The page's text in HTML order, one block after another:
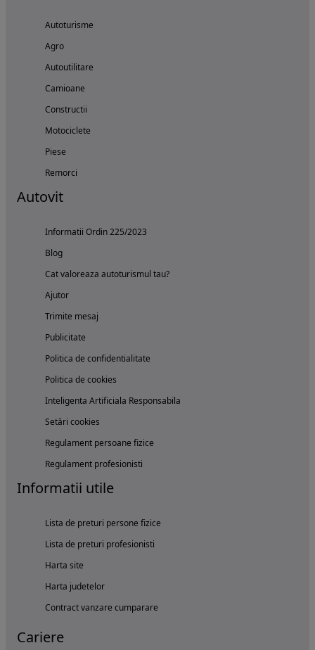
Autoturisme
Agro
Autoutilitare
Camioane
Constructii
Motociclete
Piese
Remorci
Autovit
Informatii Ordin 225/2023
Blog
Cat valoreaza autoturismul tau?
Ajutor
Trimite mesaj
Publicitate
Politica de confidentialitate
Politica de cookies
Inteligenta Artificiala Responsabila
Setări cookies
Regulament persoane fizice
Regulament profesionisti
Informatii utile
Lista de preturi persone fizice
Lista de preturi profesionisti
Harta site
Harta judetelor
Contract vanzare cumparare
Cariere